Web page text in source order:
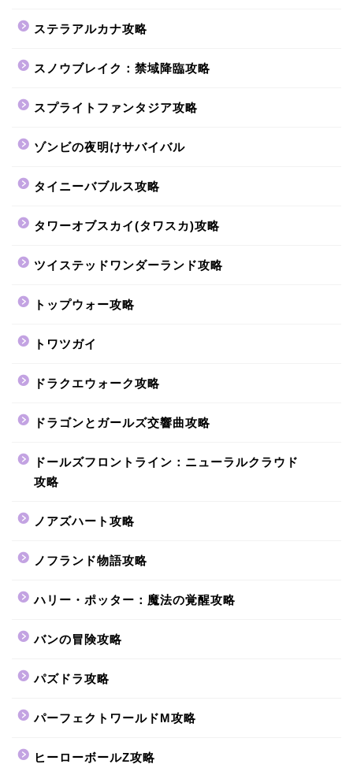
ステラアルカナ攻略
スノウブレイク：禁域降臨攻略
スプライトファンタジア攻略
ゾンビの夜明けサバイバル
タイニーバブルス攻略
タワーオブスカイ(タワスカ)攻略
ツイステッドワンダーランド攻略
トップウォー攻略
トワツガイ
ドラクエウォーク攻略
ドラゴンとガールズ交響曲攻略
ドールズフロントライン：ニューラルクラウド
攻略
ノアズハート攻略
ノフランド物語攻略
ハリー・ポッター：魔法の覚醒攻略
バンの冒険攻略
パズドラ攻略
パーフェクトワールドM攻略
ヒーローボールZ攻略